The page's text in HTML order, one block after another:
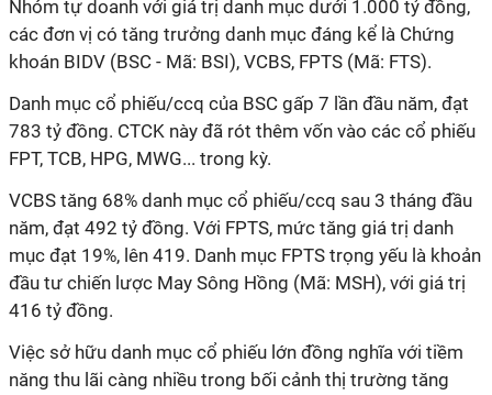
Nhóm tự doanh với giá trị danh mục dưới 1.000 tỷ đồng,
các đơn vị có tăng trưởng danh mục đáng kể là Chứng
khoán BIDV (BSC - Mã: BSI), VCBS, FPTS (Mã: FTS).
Danh mục cổ phiếu/ccq của BSC gấp 7 lần đầu năm, đạt
783 tỷ đồng. CTCK này đã rót thêm vốn vào các cổ phiếu
FPT, TCB, HPG, MWG... trong kỳ.
VCBS tăng 68% danh mục cổ phiếu/ccq sau 3 tháng đầu
năm, đạt 492 tỷ đồng. Với FPTS, mức tăng giá trị danh
mục đạt 19%, lên 419. Danh mục FPTS trọng yếu là khoản
đầu tư chiến lược May Sông Hồng (Mã: MSH), với giá trị
416 tỷ đồng.
Việc sở hữu danh mục cổ phiếu lớn đồng nghĩa với tiềm
năng thu lãi càng nhiều trong bối cảnh thị trường tăng